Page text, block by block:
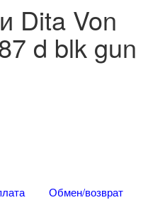
Dita Von
d blk gun
Обмен/возврат